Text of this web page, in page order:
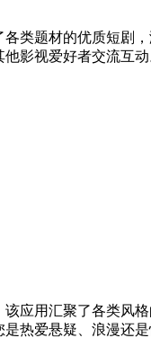
类题材的优质短剧
影视爱好者交流互
应用汇聚了各类风
热爱悬疑、浪漫还